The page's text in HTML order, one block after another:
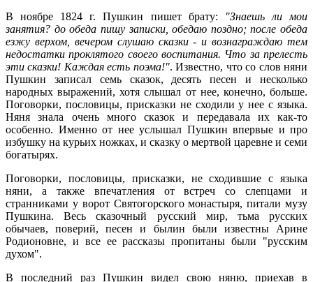
В ноябре 1824 г. Пушкин пишет брату: "Знаешь ли мои
занятия? до обеда пишу записки, обедаю поздно; после обеда
езжу верхом, вечером слушаю сказки - и вознаграждаю тем
недостатки проклятого своего воспитания. Что за прелесть
эти сказки! Каждая есть поэма!". Известно, что со слов няни
Пушкин записал семь сказок, десять песен и несколько
народных выражений, хотя слышал от нее, конечно, больше.
Поговорки, пословицы, присказки не сходили у нее с языка.
Няня знала очень много сказок и передавала их как-то
особенно. Именно от нее услышал Пушкин впервые и про
избушку на курьих ножках, и сказку о мертвой царевне и семи
богатырях.
Поговорки, пословицы, присказки, не сходившие с языка
няни, а также впечатления от встреч со слепцами и
странниками у ворот Святогорского монастыря, питали музу
Пушкина. Весь сказочный русский мир, тьма русских
обычаев, поверий, песен и былин были известны Арине
Родионовне, и все ее рассказы пропитаны были "русским
духом".
В последний раз Пушкин видел свою няню, приехав в